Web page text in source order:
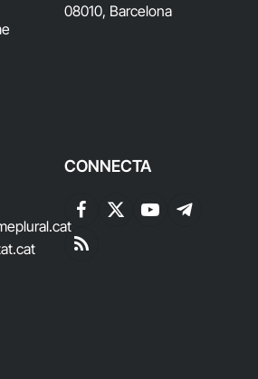
08010, Barcelona
CONNECTA
Facebook
X
YouTubeTelegram
RSS